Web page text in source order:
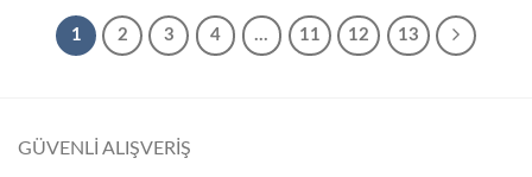
1 2 3 4 … 11 12 13
GÜVENLİ ALIŞVERİŞ